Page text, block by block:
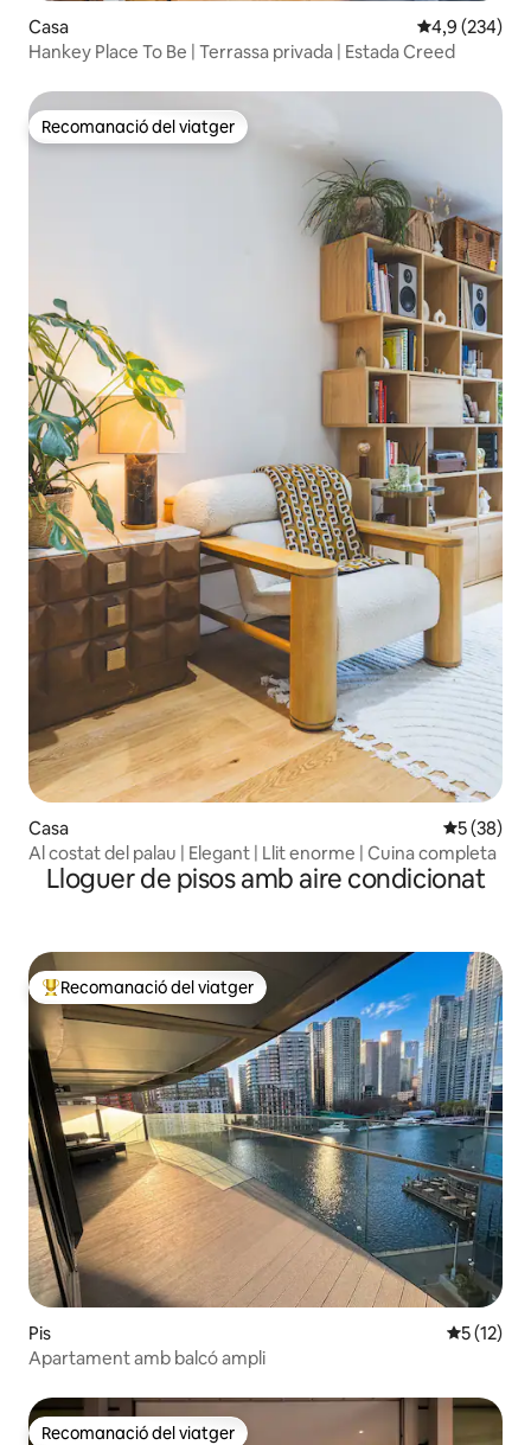
Casa 4,9 de
4,9 (234)
Hankey Place To Be | Terrassa privada | Estada Creed
Recomanació del viatger
Recomanació del viatger
Casa 5 de
5 (38)
Al costat del palau | Elegant | Llit enorme | Cuina completa
Lloguer de pisos amb aire condicionat
Principals recomanacions dels viatgers
Recomanació del viatger
Pis 5 de
5 (12)
Apartament amb balcó ampli
Recomanació del viatger